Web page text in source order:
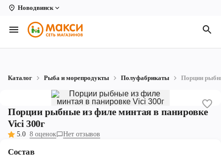
Новодвинск
Вологда
Архангельск
Коряжма
Каталог Рыба и морепродукты Полуфабрикаты Порции
Порции рыбные из филе минтая в панировке
Vici 300г
5.0 8 оценок Нет отзывов
Состав